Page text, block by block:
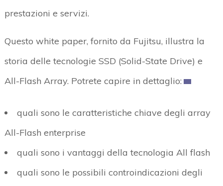
prestazioni e servizi.
Questo white paper, fornito da Fujitsu, illustra la
storia delle tecnologie SSD (Solid-State Drive) e
All-Flash Array. Potrete capire in dettaglio:
quali sono le caratteristiche chiave degli array
All-Flash enterprise
quali sono i vantaggi della tecnologia All flash
quali sono le possibili controindicazioni degli